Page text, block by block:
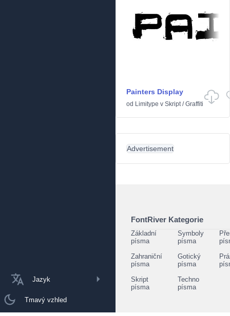
Jazyk
Tmavý vzhled
Painters Display
od Limitype v Skript/Graffiti
Advertisement
FontRiver Kategorie
Základní
písma
Symboly
písma
Zahraniční
písma
Gotický
písma
Skript
písma
Techno
písma